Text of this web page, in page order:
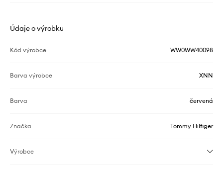
Údaje o výrobku
Kód výrobce WW0WW40098
Barva výrobce XNN
Barva červená
Značka Tommy Hilfiger
Výrobce